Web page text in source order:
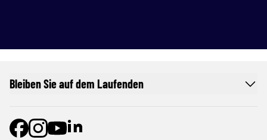
Bleiben Sie auf dem Laufenden